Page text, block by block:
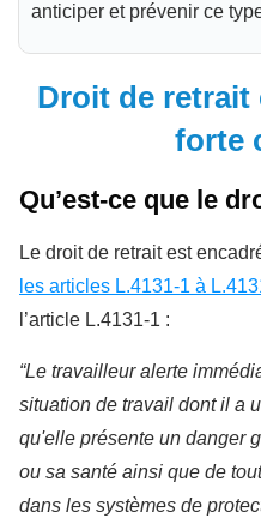
anticiper et prévenir ce
Droit de
forte
Qu’est-ce que le
Le droit de retrait est
les articles L.4131-1 à
l’article L.4131-1 :
“Le travailleur alerte
situation de travail dont il a
qu'elle présente un danger
ou sa santé ainsi que de
dans les systèmes de